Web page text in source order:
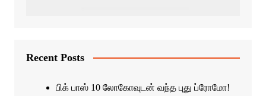
Recent Posts
பிக் பாஸ் 10 லோகோவுடன் வந்த புது ப்ரோமோ!